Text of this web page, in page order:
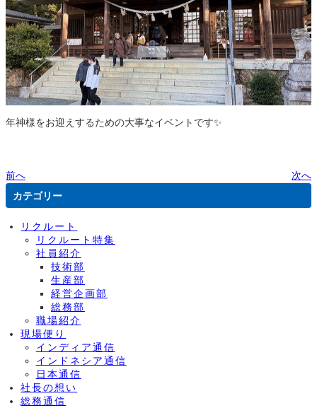
年神様をお迎えするための大事なイベントです✨
前へ
次へ
カテゴリー
リクルート
リクルート特集
社員紹介
技術部
生産部
経営企画部
総務部
職場紹介
現場便り
インディア通信
インドネシア通信
日本通信
社長の想い
総務通信